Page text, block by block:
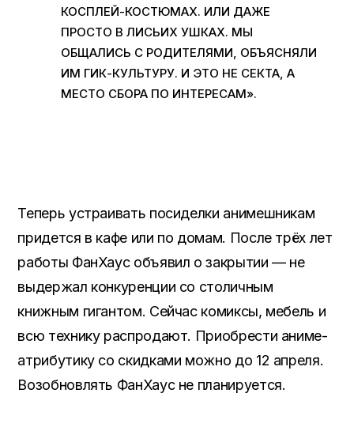
КОСПЛЕЙ-КОСТЮМАХ. ИЛИ ДАЖЕ
ПРОСТО В ЛИСЬИХ УШКАХ. МЫ
ОБЩАЛИСЬ С РОДИТЕЛЯМИ, ОБЪЯСНЯЛИ
ИМ ГИК-КУЛЬТУРУ. И ЭТО НЕ СЕКТА, А
МЕСТО СБОРА ПО ИНТЕРЕСАМ».
Теперь устраивать посиделки анимешникам
придется в кафе или по домам. После трёх лет
работы ФанХаус объявил о закрытии — не
выдержал конкуренции со столичным
книжным гигантом. Сейчас комиксы, мебель и
всю технику распродают. Приобрести аниме-
атрибутику со скидками можно до 12 апреля.
Возобновлять ФанХаус не планируется.